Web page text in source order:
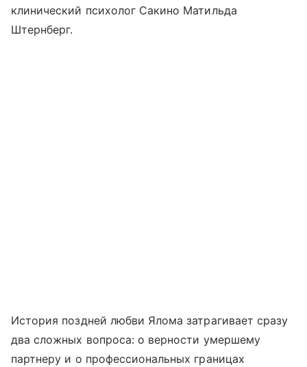
клинический психолог Сакино Матильда
Штернберг.
История поздней любви Ялома затрагивает сразу
два сложных вопроса: о верности умершему
партнеру и о профессиональных границах